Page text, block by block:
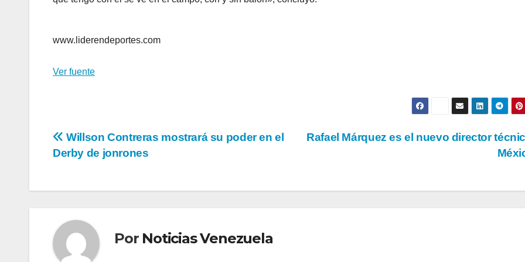
www.liderendeportes.com
Ver fuente
Navegación
entradas
Rafael Márquez es el nuevo director
Willson Contreras mostrará su poder en el
Derby de jonrones
Por Noticias Venezuela